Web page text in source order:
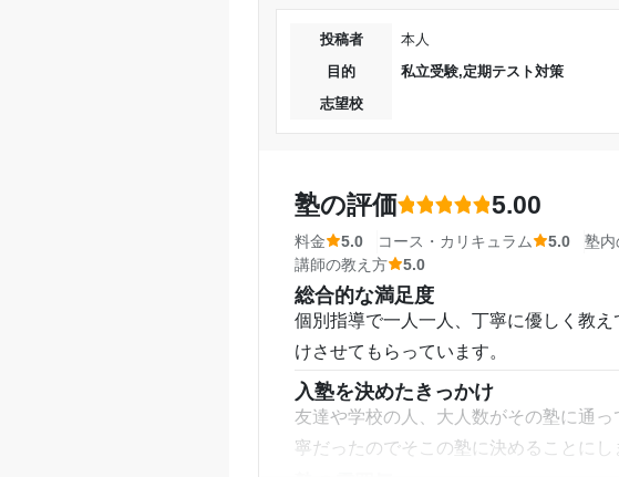
1日あたりの授業時間
月額料金
目的の達成理由
志望校と合格状況
教え方は、わかりやすいし、とても理
し、先生優しいからいいと、言ってます
塾内の環境
塾周辺の環境
騒音などもなく、静かなところで、駐
思います。
授業以外のサポート
自宅での勉強法や、成績の上がり方も
て、こうしたらどうですか？など、いろ
利用詳細
通塾期間
投稿者 本人
目的
私立受験,定期テスト対策
志望校
塾の評価 5.00
料金 5.0 コース・カリキュラム 5.0 塾内
講師の教え方
5.0
総合的な満足度
個別指導で一人一人、丁寧に優しく教
けさせてもらっています。
入塾を決めたきっかけ
友達や学校の人、大人数がその塾に通
寧だったのでそこの塾に決めることにし